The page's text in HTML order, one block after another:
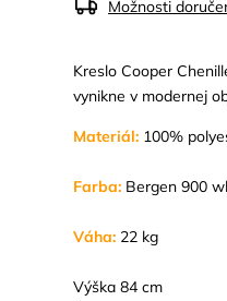
Kreslo Cooper
vynikne v modernej
Materiál: 100%
Farba: Bergen 900
Váha: 22 kg
Výška 84 cm
Možnosti